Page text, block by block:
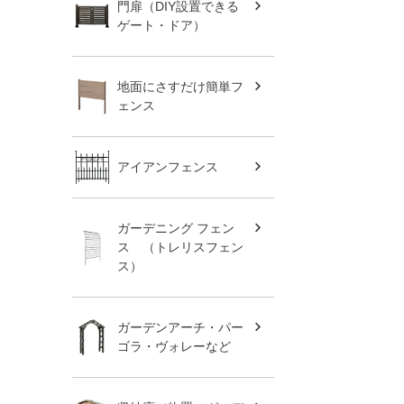
門扉（DIY設置できる
ゲート・ドア）
地面にさすだけ簡単フ
ェンス
アイアンフェンス
ガーデニング フェン
ス （トレリスフェン
ス）
ガーデンアーチ・パー
ゴラ・ヴォレーなど